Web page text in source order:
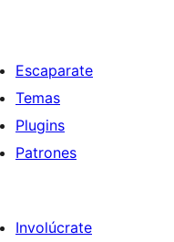
Escaparate
Temas
Plugins
Patrones
Involúcrate